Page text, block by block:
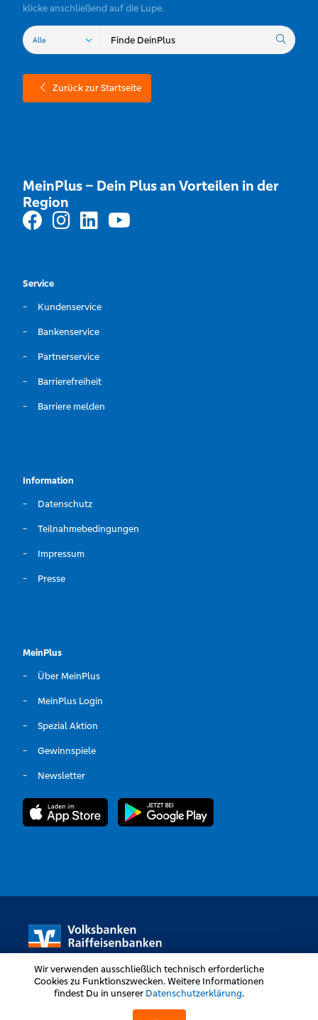
klicke anschließend auf die Lupe.
Zurück zur Startseite
MeinPlus – Dein Plus an Vorteilen in der
Region
Service
Kundenservice
Bankenservice
Partnerservice
Barrierefreiheit
Barriere melden
Information
Datenschutz
Teilnahmebedingungen
Impressum
Presse
MeinPlus
Über MeinPlus
MeinPlus Login
Spezial Aktion
Gewinnspiele
Newsletter
Volksbanken Raiffeisenbanken © Alle Rechte vorbehalten
Wir verwenden ausschließlich technisch erforderliche
Cookies zu Funktionszwecken. Weitere Informationen
findest Du in unserer Datenschutzerklärung.